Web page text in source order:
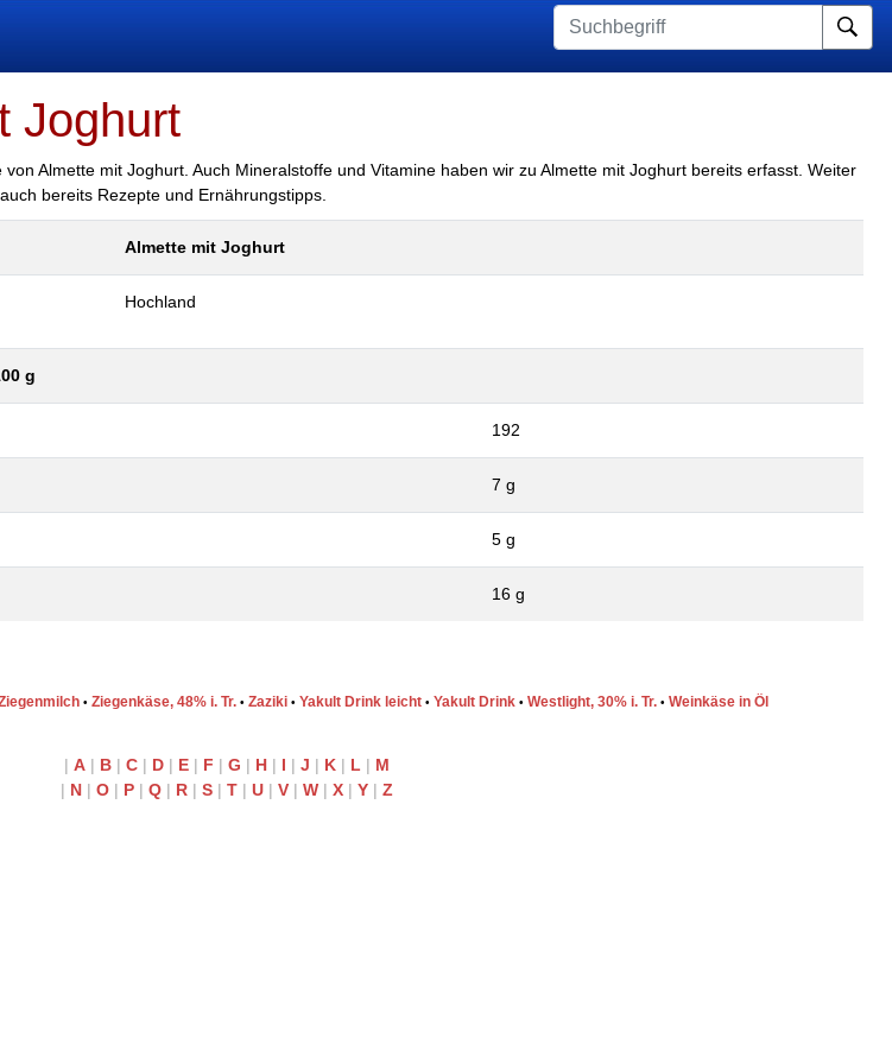
Joghurt
Almette mit Joghurt. Auch Mineralstoffe und Vitamine haben wir zu Almette mit Joghurt bereits erfasst. Weiter
bereits Rezepte und Ernährungstipps.
Almette mit Joghurt
Hochland
g
192
7 g
5 g
16 g
• Ziegenkäse, 48% i. Tr. • Zaziki • Yakult Drink leicht • Yakult Drink • Westlight, 30% i. Tr. • Weinkäse in Öl
| A | B | C | D | E | F | G | H | I | J | K | L | M
| N | O | P | Q | R | S | T | U | V | W | X | Y | Z